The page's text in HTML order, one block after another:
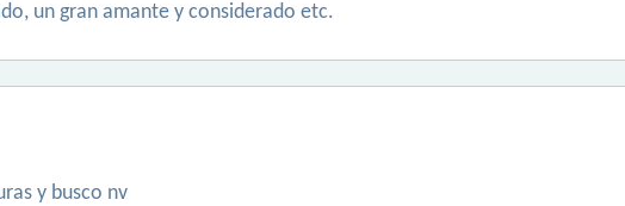
un gran amante y considerado etc.
y busco nv